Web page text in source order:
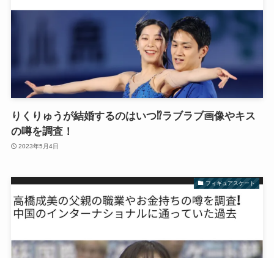
りくりゅうが結婚するのはいつ⁉︎ラブラブ画像やキス
の噂を調査！
2023年5月4日
フィギュアスケート